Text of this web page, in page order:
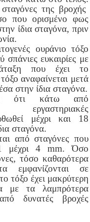
της βροχής
που ορισμένο φως
ίδια σταγόνα, πριν
ουράνιο τόξο
ευκαιρίες με
που έχει το
αναφαίνεται μετά
στην ίδια σταγόνα.
ότι κάτω από
εργαστηριακές
μέχρι και 18
σταγόνα.
από σταγόνες που
μέχρι 4 mm. Όσο
τόσο καθαρότερα
εμφανίζονται σε
τόξο έχει μακρύτερη
με τα λαμπρότερα
δυνατές βροχές